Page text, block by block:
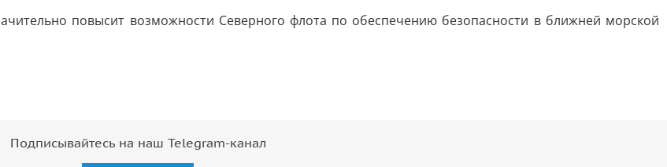
повысит возможности Северного флота по обеспечению безопасности в ближней морской
Подписывайтесь на наш Telegram-канал